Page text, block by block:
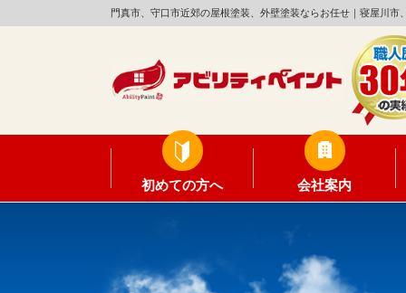
門真市、守口市近郊の屋根塗装、外壁塗装ならお任せ｜寝屋川市
初めての方へ 会社案内